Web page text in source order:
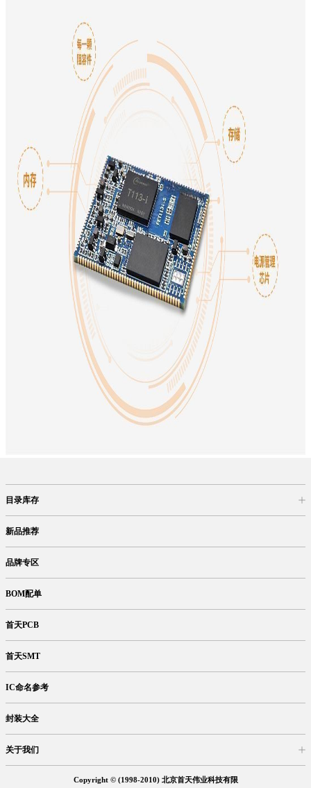
目录库存
新品推荐
品牌专区
BOM配单
首天PCB
首天SMT
IC命名参考
封装大全
关于我们
Copyright © (1998-2010) 北京首天伟业科技有限